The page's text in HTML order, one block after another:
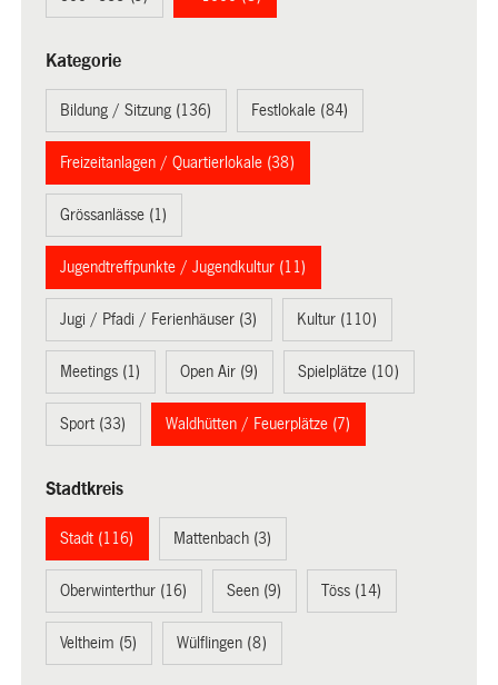
Kategorie
Bildung / Sitzung (136) Festlokale (84)
Freizeitanlagen / Quartierlokale (38)
Grössanlässe (1)
Jugendtreffpunkte / Jugendkultur (11)
Jugi / Pfadi / Ferienhäuser (3) Kultur (110)
Meetings (1) Open Air (9) Spielplätze (10)
Sport (33) Waldhütten / Feuerplätze (7)
Stadtkreis
Stadt (116) Mattenbach (3)
Oberwinterthur (16) Seen (9) Töss (14)
Veltheim (5) Wülflingen (8)